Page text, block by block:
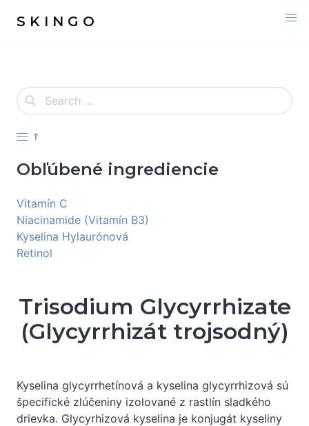
S K I N G O
T
Obľúbené ingrediencie
Vitamín C
Niacinamide (Vitamín B3)
Kyselina Hylaurónová
Retinol
Trisodium Glycyrrhizate
(Glycyrrhizát trojsodný)
Kyselina glycyrrhetínová a kyselina glycyrrhizová sú
špecifické zlúčeniny izolované z rastlín sladkého
drievka. Glycyrhizová kyselina je konjugát kyseliny